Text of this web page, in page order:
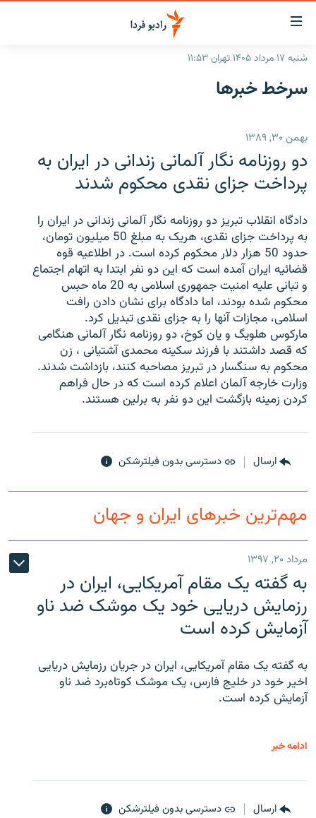
لینک‌های
قابلیت
دسترسی
بازگشت
اصلی
رفتن
صفحه
ایران
انتخاب کنید و بشنوید
فرکانس‌ها
پادکست
گزارش‌های تصویری
گزارش‌های ویدئویی
زنان فردا
English
به ما بپیوندید
زبان‌های دیگر
شنبه ۱۷ مرداد ۱۴۰۵ تهران ۱۱:۵۳
سرخط‌ خبرها
بهمن ۳۰, ۱۳۸۹
دو روزنامه نگار آلمانی زندانی در ایران به
پرداخت جزای نقدی محکوم شدند
دادگاه انقلاب تبریز دو روزنامه نگار آلمانی زندانی در ایران را
به پرداخت جزای نقدی، هریک به مبلغ 50 میلیون تومان،
حدود 50 هزار دلار محکوم کرده است. در اطلاعیه قوه
قضائیه ایران آمده است که این دو نفر ابتدا به اتهام اجتماع
و تبانی علیه امنیت جمهوری اسلامی به 20 ماه حبس
محکوم شده بودند، اما دادگاه برای نشان دادن رافت
اسلامی، مجازات آنها را به جزای نقدی تبدیل کرد.
مارکوس هلویگ و یان کوخ، دو روزنامه نگار آلمانی هنگامی
که قصد داشتند با فرزند سکینه محمدی آشتیانی ، زن
محکوم به سنگسار در تبریز مصاحبه کنند، بازداشت شدند.
وزارت خارجه آلمان اعلام کرده است که در حال فراهم
کردن زمینه بازگشت این دو نفر به برلین هستند.
ارسال دسترسی بدون فیلترشکن
مهم‌ترین خبرهای ایران و جهان
مرداد ۲۰, ۱۳۹۷
به گفته یک مقام آمریکایی، ایران در
رزمایش دریایی خود یک موشک ضد ناو
آزمایش کرده است
به گفته یک مقام آمریکایی، ایران در جریان رزمایش دریایی
اخیر خود در خلیج فارس، یک موشک کوتاه‌برد ضد ناو
آزمایش کرده است.
ادامه خبر
ارسال دسترسی بدون فیلترشکن